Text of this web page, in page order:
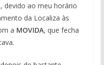
devido ao meu horário
da Localiza às
a MOVIDA, que fecha